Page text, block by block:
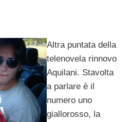
Altra puntata della
telenovela rinnovo
Aquilani. Stavolta
a parlare è il
numero uno
giallorosso, la